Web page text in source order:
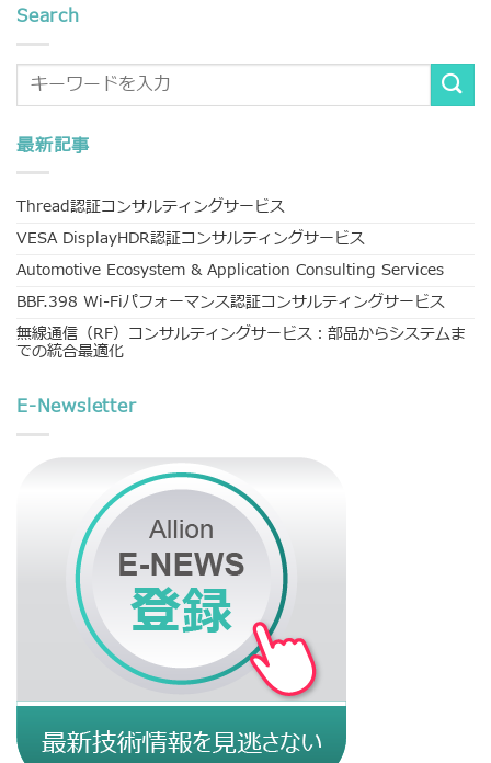
Search
最新記事
Thread認証コンサルティングサービス
VESA DisplayHDR認証コンサルティングサービス
Automotive Ecosystem & Application Consulting Services
BBF.398 Wi-Fiパフォーマンス認証コンサルティングサービス
無線通信（RF）コンサルティングサービス：部品からシステムま
での統合最適化
E-Newsletter